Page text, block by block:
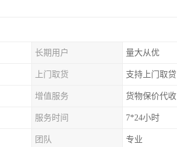
长期用户 量大从优
上门取货 支持上门取贷
增值服务 货物保价代收
服务时间 7*24小时
团队 专业